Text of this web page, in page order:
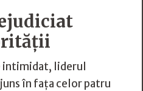
intimidat, liderul
în fața celor patru